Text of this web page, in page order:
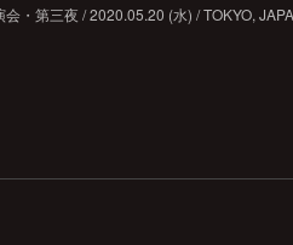
・第三夜 / 2020.05.20 (水) / TOKYO,